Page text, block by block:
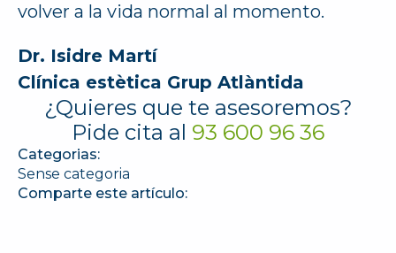
volver a la vida normal al momento.
Dr. Isidre Martí
Clínica estètica Grup Atlàntida
¿Quieres que te asesoremos?
Pide cita al 93 600 96 36
Categorias:
Sense categoria
Comparte este artículo: